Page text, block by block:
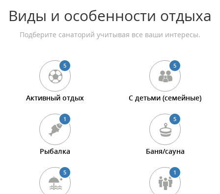
Виды и особенности отдыха
Подберите санаторий учитывая все ваши интересы.
5
Активный отдых
5
С детьми (семейные)
1
Рыбалка
5
Баня/сауна
5 1